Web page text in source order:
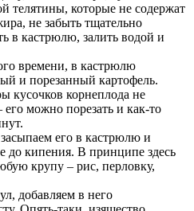
телятины, которые не содержат
не забыть тщательно
в кастрюлю, залить водой и
времени, в кастрюлю
и порезанный картофель.
кусочков корнеплода не
можно порезать и как-то
его в кастрюлю и
до кипения. В принципе здесь
крупу – рис, перловку,
добавляем в него